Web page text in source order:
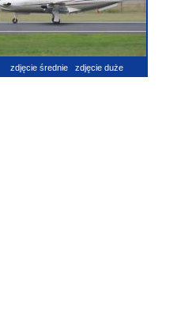
zdjęcie średnie zdjęcie duże